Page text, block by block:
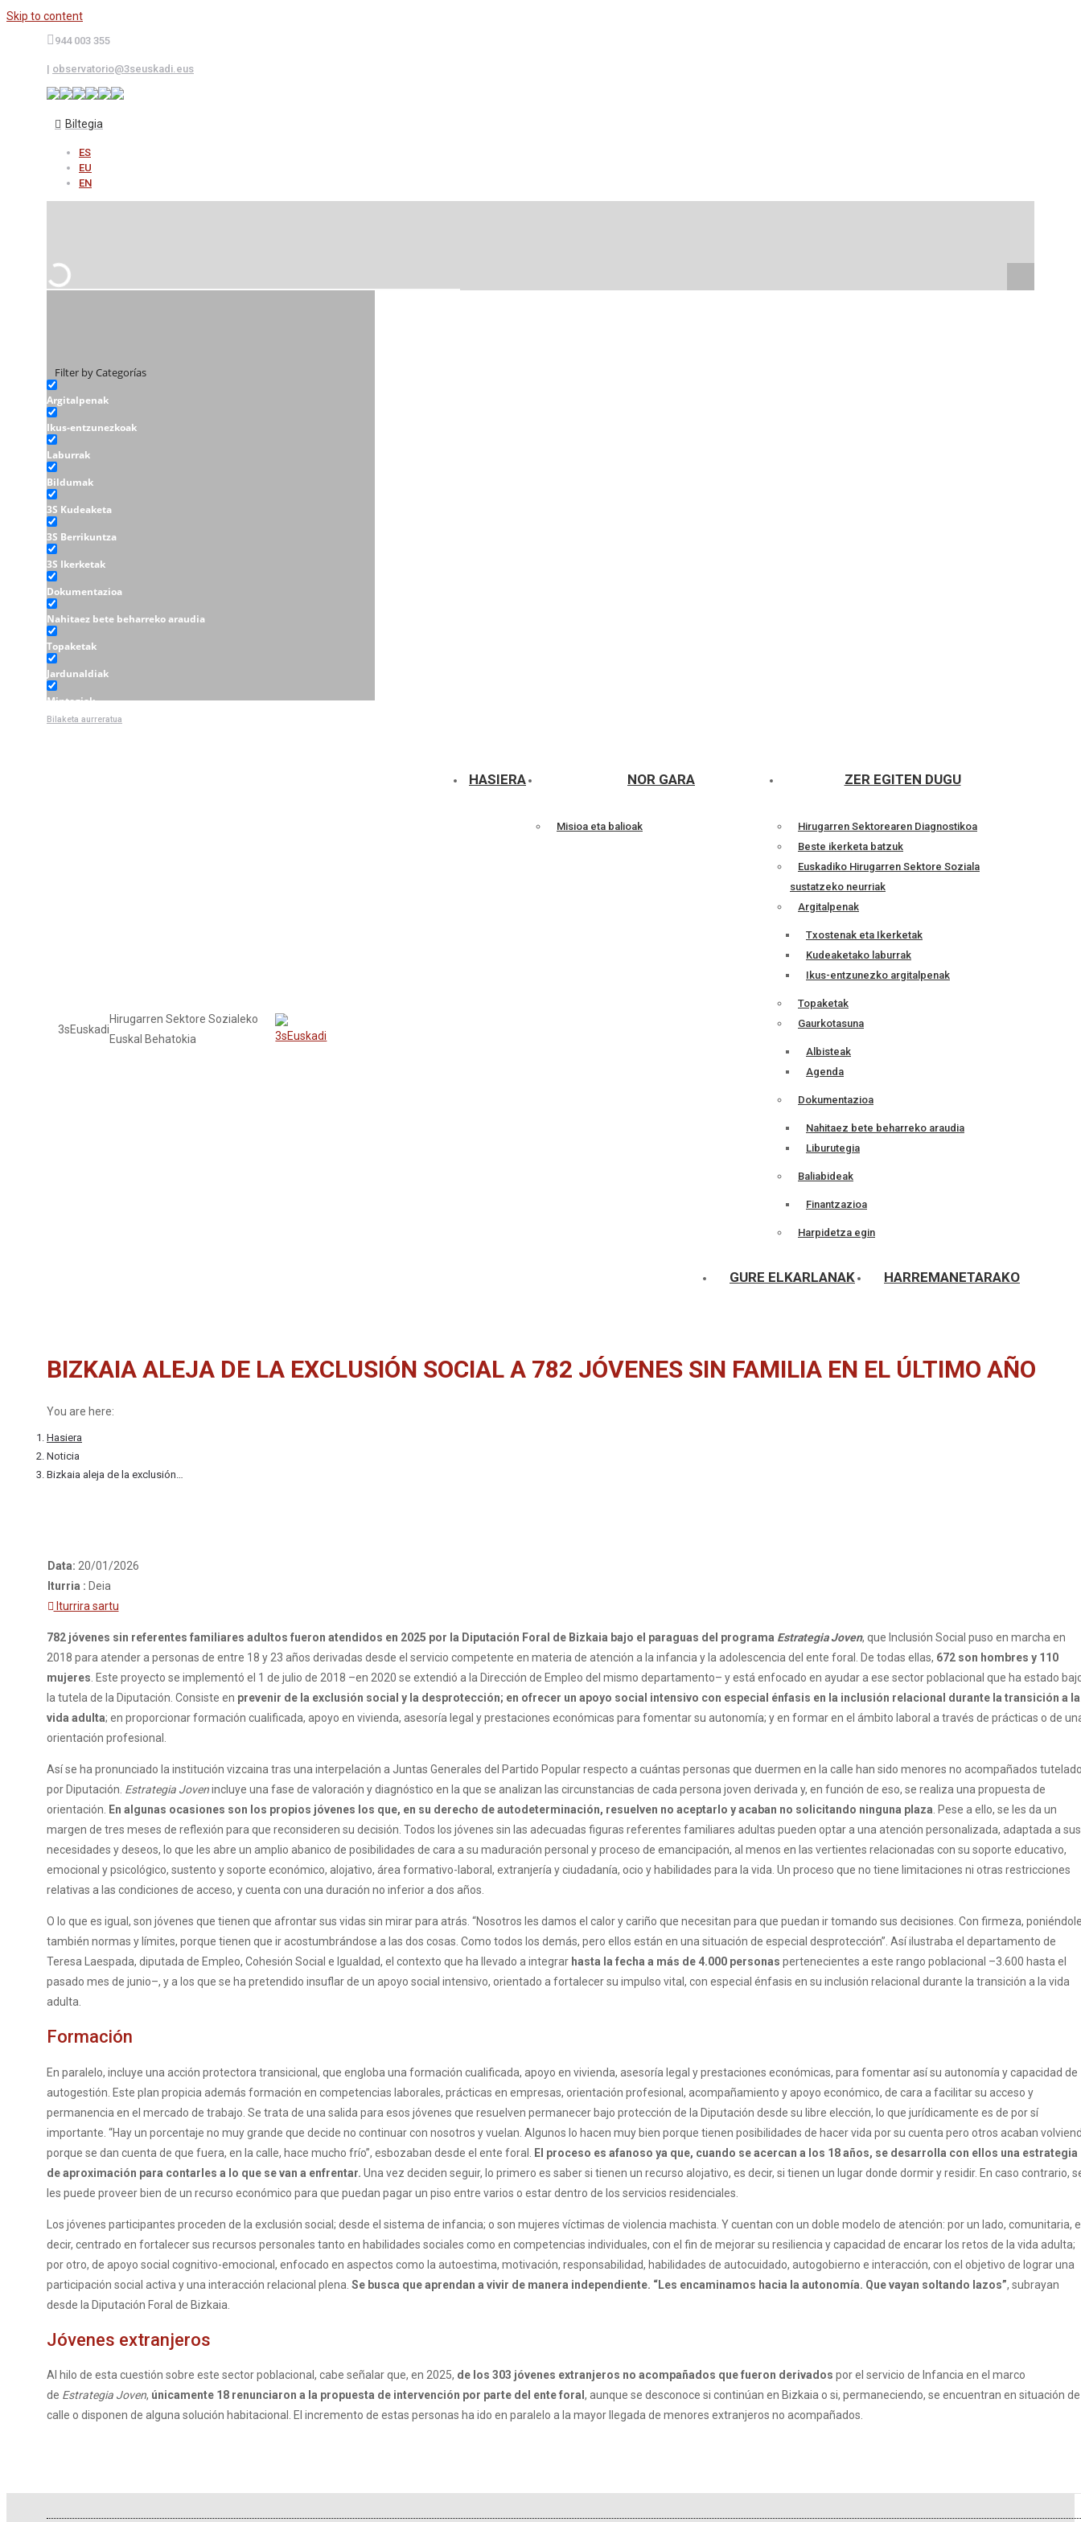
Skip to content
944 003 355
| observatorio@3seuskadi.eus
Biltegia
ES
EU
EN
Filter by Categorías
Argitalpenak
Ikus-entzunezkoak
Laburrak
Bildumak
3S Kudeaketa
3S Berrikuntza
3S Ikerketak
Dokumentazioa
Nahitaez bete beharreko araudia
Topaketak
Jardunaldiak
Mintegiak
Tailerrak
Bilaketa aurreratua
3sEuskadi
Hirugarren Sektore Sozialeko
Euskal Behatokia
HASIERA NOR GARA
Misioa eta balioak
ZER EGITEN DUGU
Hirugarren Sektorearen Diagnostikoa
Beste ikerketa batzuk
Euskadiko Hirugarren Sektore Soziala
sustatzeko neurriak
Argitalpenak
Txostenak eta Ikerketak
Kudeaketako laburrak
Ikus-entzunezko argitalpenak
Topaketak
Gaurkotasuna
Albisteak
Agenda
Dokumentazioa
Nahitaez bete beharreko araudia
Liburutegia
Baliabideak
Finantzazioa
Harpidetza egin
GURE ELKARLANAK HARREMANETARAKO
BIZKAIA ALEJA DE LA EXCLUSIÓN SOCIAL A 782 JÓVENES SIN FAMILIA EN EL ÚLTIMO AÑO
You are here:
Hasiera
Noticia
Bizkaia aleja de la exclusión…
Data: 20/01/2026
Iturria : Deia
Iturrira sartu
782 jóvenes sin referentes familiares adultos fueron atendidos en 2025 por la Diputación Foral de Bizkaia bajo el paraguas del programa Estrategia Joven, que Inclusión Social puso en marcha en
2018 para atender a personas de entre 18 y 23 años derivadas desde el servicio competente en materia de atención a la infancia y la adolescencia del ente foral. De todas ellas, 672 son hombres y 110
mujeres . Este proyecto se implementó el 1 de julio de 2018 –en 2020 se extendió a la Dirección de Empleo del mismo departamento– y está enfocado en ayudar a ese sector poblacional que ha estado
la tutela de la Diputación. Consiste en prevenir de la exclusión social y la desprotección; en ofrecer un apoyo social intensivo con especial énfasis en la inclusión relacional durante la transición a la
vida adulta; en proporcionar formación cualificada, apoyo en vivienda, asesoría legal y prestaciones económicas para fomentar su autonomía; y en formar en el ámbito laboral a través de prácticas o de
orientación profesional.
Así se ha pronunciado la institución vizcaina tras una interpelación a Juntas Generales del Partido Popular respecto a cuántas personas que duermen en la calle han sido menores no acompañados
por Diputación. Estrategia Jovenincluye una fase de valoración y diagnóstico en la que se analizan las circunstancias de cada persona joven derivada y, en función de eso, se realiza una propuesta de
orientación.
En algunas ocasiones son los propios jóvenes los que, en su derecho de autodeterminación, resuelven no aceptarlo y acaban no solicitando ninguna plaza . Pese a ello, se les da un
margen de tres meses de reflexión para que reconsideren su decisión. Todos los jóvenes sin las adecuadas figuras referentes familiares adultas pueden optar a una atención personalizada, adaptada a sus
necesidades y deseos, lo que les abre un amplio abanico de posibilidades de cara a su maduración personal y proceso de emancipación, al menos en las vertientes relacionadas con su soporte educativo,
emocional y psicológico, sustento y soporte económico, alojativo, área formativo-laboral, extranjería y ciudadanía, ocio y habilidades para la vida. Un proceso que no tiene limitaciones ni otras restricciones
relativas a las condiciones de acceso, y cuenta con una duración no inferior a dos años.
O lo que es igual, son jóvenes que tienen que afrontar sus vidas sin mirar para atrás. “Nosotros les damos el calor y cariño que necesitan para que puedan ir tomando sus decisiones. Con firmeza,
también normas y límites, porque tienen que ir acostumbrándose a las dos cosas. Como todos los demás, pero ellos están en una situación de especial desprotección”. Así ilustraba el departamento de
Teresa Laespada, diputada de Empleo, Cohesión Social e Igualdad, el contexto que ha llevado a integrar hasta la fecha a más de 4.000 personas pertenecientes a este rango poblacional –3.600 hasta el
pasado mes de junio–, y a los que se ha pretendido insuflar de un apoyo social intensivo, orientado a fortalecer su impulso vital, con especial énfasis en su inclusión relacional durante la transición a la vida
adulta.
Formación
En paralelo, incluye una acción protectora transicional, que engloba una formación cualificada, apoyo en vivienda, asesoría legal y prestaciones económicas, para fomentar así su autonomía y capacidad de
autogestión. Este plan propicia además formación en competencias laborales, prácticas en empresas, orientación profesional, acompañamiento y apoyo económico, de cara a facilitar su acceso y
permanencia en el mercado de trabajo. Se trata de una salida para esos jóvenes que resuelven permanecer bajo protección de la Diputación desde su libre elección, lo que jurídicamente es de por sí
importante. “Hay un porcentaje no muy grande que decide no continuar con nosotros y vuelan. Algunos lo hacen muy bien porque tienen posibilidades de hacer vida por su cuenta pero otros acaban
porque se dan cuenta de que fuera, en la calle, hace mucho frío”, esbozaban desde el ente foral.
El proceso es afanoso ya que, cuando se acercan a los 18 años, se desarrolla con ellos una estrategia
de aproximación para contarles a lo que se van a enfrentar. Una vez deciden seguir, lo primero es saber si tienen un recurso alojativo, es decir, si tienen un lugar donde dormir y residir. En caso contrario,
les puede proveer bien de un recurso económico para que puedan pagar un piso entre varios o estar dentro de los servicios residenciales.
Los jóvenes participantes proceden de la exclusión social; desde el sistema de infancia; o son mujeres víctimas de violencia machista. Y cuentan con un doble modelo de atención: por un lado, comunitaria,
decir, centrado en fortalecer sus recursos personales tanto en habilidades sociales como en competencias individuales, con el fin de mejorar su resiliencia y capacidad de encarar los retos de la vida adulta;
por otro, de apoyo social cognitivo-emocional, enfocado en aspectos como la autoestima, motivación, responsabilidad, habilidades de autocuidado, autogobierno e interacción, con el objetivo de lograr una
participación social activa y una interacción relacional plena. Se busca que aprendan a vivir de manera independiente. “Les encaminamos hacia la autonomía. Que vayan soltando lazos”, subrayan
desde la Diputación Foral de Bizkaia.
Jóvenes extranjeros
Al hilo de esta cuestión sobre este sector poblacional, cabe señalar que, en 2025, de los 303 jóvenes extranjeros no acompañados que fueron derivados por el servicio de Infancia en el marco
de Estrategia Joven, únicamente 18 renunciaron a la propuesta de intervención por parte del ente foral , aunque se desconoce si continúan en Bizkaia o si, permaneciendo, se encuentran en situación de
calle o disponen de alguna solución habitacional. El incremento de estas personas ha ido en paralelo a la mayor llegada de menores extranjeros no acompañados.